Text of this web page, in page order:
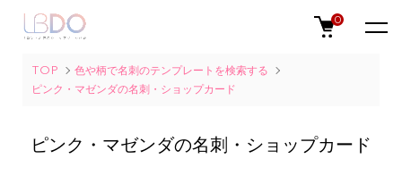
0
TOP
色や柄で名刺のテンプレートを検索する
ピンク・マゼンダの名刺・ショップカード
ピンク・マゼンダの名刺・ショップカード